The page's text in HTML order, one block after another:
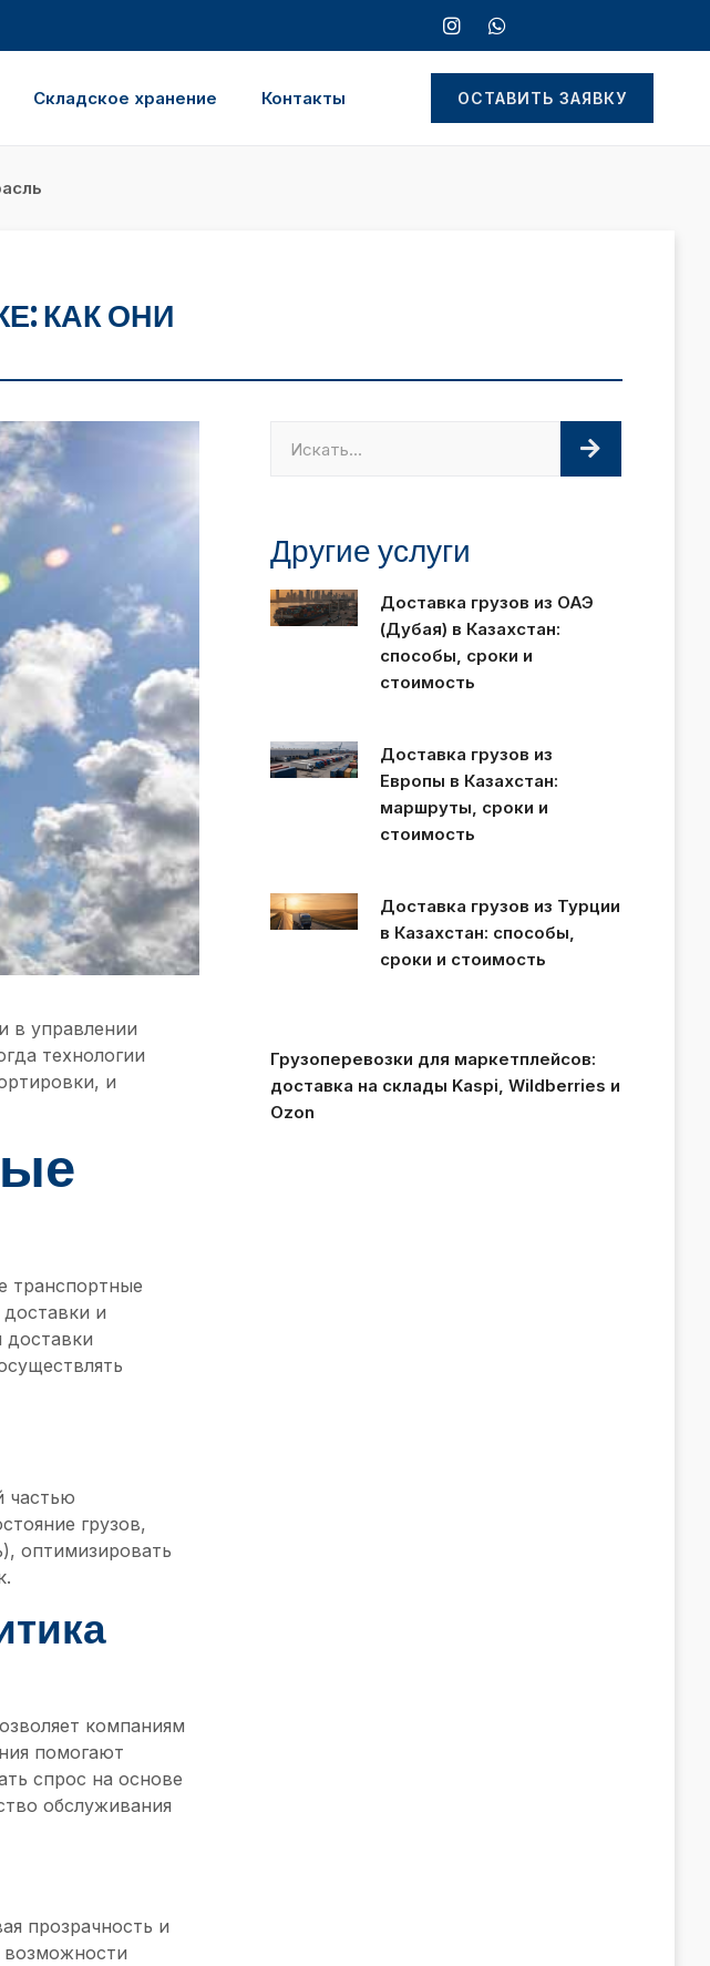
Складское хранение Контакты ОСТАВИТЬ ЗАЯВКУ
КАК ОНИ
в управлении
технологии
и
транспортные
и
доставки
частью
грузов,
оптимизировать
компаниям
помогают
спрос на основе
обслуживания
прозрачность и
возможности
Другие услуги
Доставка грузов из ОАЭ
(Дубая) в Казахстан:
способы, сроки и
стоимость
Доставка грузов из
Европы в Казахстан:
маршруты, сроки и
стоимость
Доставка грузов из Турции
в Казахстан: способы,
сроки и стоимость
Грузоперевозки для маркетплейсов:
доставка на склады Kaspi, Wildberries и
Ozon